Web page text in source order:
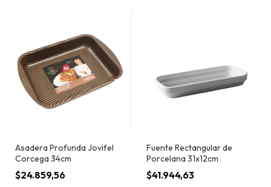
Asadera Profunda Jovifel
Corcega 34cm
$24.859,56
Fuente Rectangular de
Porcelana 31x12cm
$41.944,63